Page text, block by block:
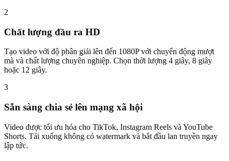
2
Chất lượng đầu ra HD
Tạo video với độ phân giải lên đến 1080P với chuyển động mượt
mà và chất lượng chuyên nghiệp. Chọn thời lượng 4 giây, 8 giây
hoặc 12 giây.
3
Sẵn sàng chia sẻ lên mạng xã hội
Video được tối ưu hóa cho TikTok, Instagram Reels và YouTube
Shorts. Tải xuống không có watermark và bắt đầu lan truyền ngay
lập tức.